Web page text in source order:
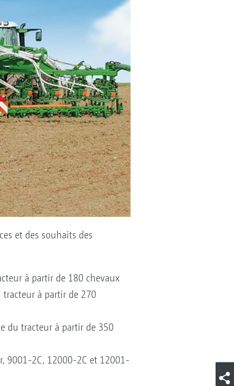
et des souhaits des
à partir de 180 chevaux
à partir de 270
du tracteur à partir de 350
9001-2C, 12000-2C et 12001-